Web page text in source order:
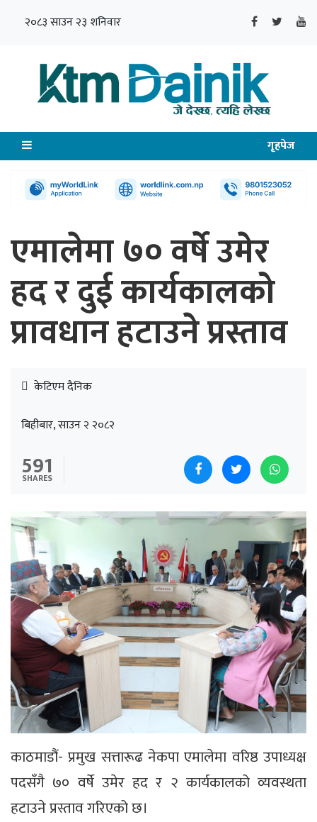
२०८३ साउन २३ शनिवार
गृहपेज
एमालेमा ७० वर्षे उमेर
हद र दुई कार्यकालको
प्रावधान हटाउने प्रस्ताव
केटिएम दैनिक
बिहीबार, साउन २ २०८२
591
SHARES
काठमाडौं- प्रमुख सत्तारूढ नेकपा एमालेमा वरिष्ठ उपाध्यक्ष
पदसँगै ७० वर्षे उमेर हद र २ कार्यकालको व्यवस्थता
हटाउने प्रस्ताव गरिएको छ।